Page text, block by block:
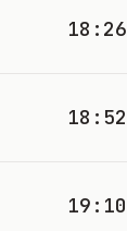
18:26
18:52
19:10